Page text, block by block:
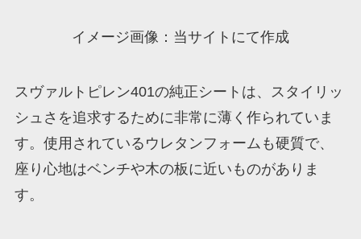
イメージ画像：当サイトにて作成
スヴァルトピレン401の純正シートは、スタイリッ
シュさを追求するために非常に薄く作られていま
す。使用されているウレタンフォームも硬質で、
座り心地はベンチや木の板に近いものがありま
す。